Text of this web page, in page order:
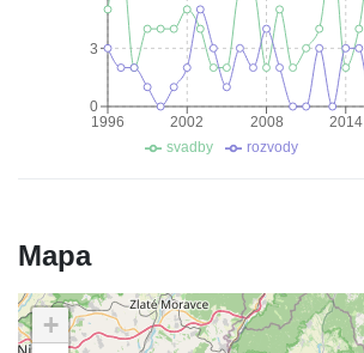
1996 2002 2008 2014
0
3
svadby rozvody
Mapa
+